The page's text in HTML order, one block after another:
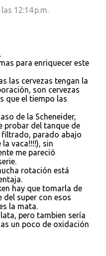
12:14 p.m.
para enriquecer este
las cervezas tengan la
son cervezas
que el tiempo las
de la Scheneider,
probar del tanque de
filtrado, parado abajo
vaca!!!!), sin
me pareció
rotación está
hay que tomarla de
del super con esos
la mata.
pero tambien sería
un poco de oxidación